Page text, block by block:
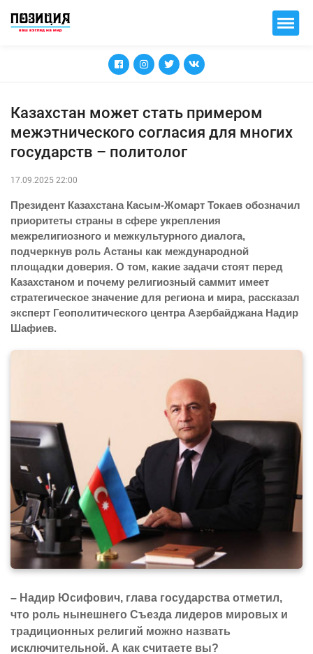
Казахстан может стать примером
межэтнического согласия для многих
государств – политолог
17.09.2025 22:00
Президент Казахстана Касым-Жомарт Токаев обозначил
приоритеты страны в сфере укрепления
межрелигиозного и межкультурного диалога,
подчеркнув роль Астаны как международной
площадки доверия. О том, какие задачи стоят перед
Казахстаном и почему религиозный саммит имеет
стратегическое значение для региона и мира, рассказал
эксперт Геополитического центра Азербайджана Надир
Шафиев.
– Надир Юсифович, глава государства отметил,
что роль нынешнего Съезда лидеров мировых и
традиционных религий можно назвать
исключительной. А как считаете вы?